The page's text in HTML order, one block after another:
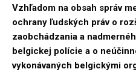
Vzhľadom na obsah správ
ochrany ľudských práv o
zaobchádzania a
belgickej polície a o
vykonávaných belgickými